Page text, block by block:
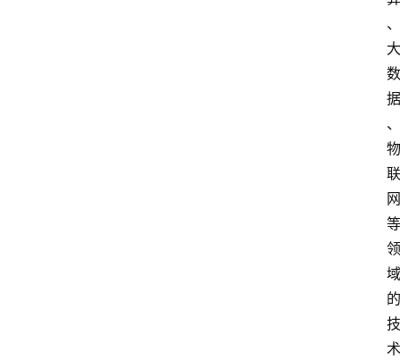
、
大
数
据
、
物
联
网
等
领
域
的
技
术